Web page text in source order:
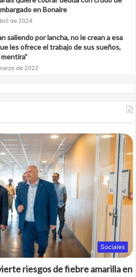
en Bonaire
de 2024
saliendo por lancha, no le crean a esa
les ofrece el trabajo de sus sueños,
de 2022
Sociales
riesgos de fiebre amarilla en